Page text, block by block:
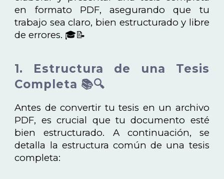
en formato PDF, asegurando que tu
trabajo sea claro, bien estructurado y libre
de errores. 🎓📝
1. Estructura de una Tesis
Completa 📚🔍
Antes de convertir tu tesis en un archivo
PDF, es crucial que tu documento esté
bien estructurado. A continuación, se
detalla la estructura común de una tesis
completa: